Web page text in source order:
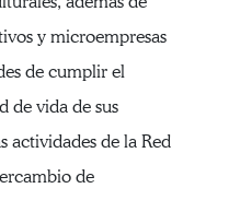
y microempresas
de cumplir el
de vida de sus
actividades de la Red
de